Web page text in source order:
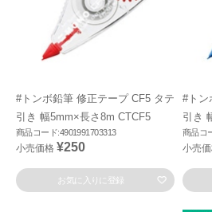
#トンボ鉛筆 修正テープ CF5 タテ
引き 幅5mm×長さ8m CTCF5
商品コード:4901991703313
小売価格 ¥250
お気に入りに登録
#トン
引き
商品コ
小売